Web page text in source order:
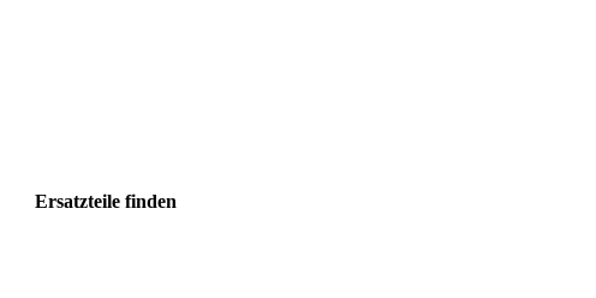
Ersatzteile finden